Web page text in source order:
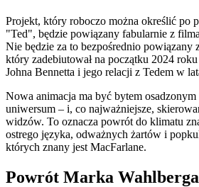
Projekt, który roboczo można określić po
"Ted", będzie powiązany fabularnie z
Nie będzie za to bezpośrednio powiązany
który zadebiutował na początku 2024
Johna Bennetta i jego relacji z Tedem w
Nowa animacja ma być bytem
uniwersum – i, co najważniejsze,
widzów. To oznacza powrót do klimatu
ostrego języka, odważnych żartów i
których znany jest MacFarlane.
Powrót Marka